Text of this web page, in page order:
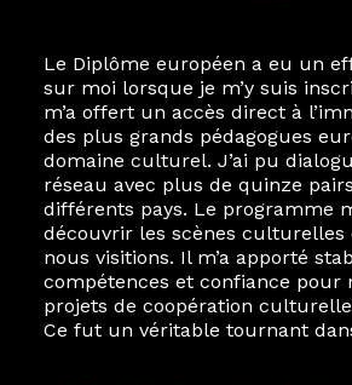
Le Diplôme européen a eu un
sur moi lorsque je m’y suis
m’a offert un accès direct à
des plus grands pédagogues
domaine culturel. J’ai pu
réseau avec plus de quinze
différents pays. Le programme
découvrir les scènes culturelles
nous visitions. Il m’a apporté
compétences et confiance pour
projets de coopération
Ce fut un véritable tournant